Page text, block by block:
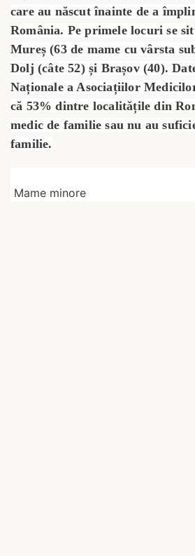
care au născut înainte de a
România. Pe primele locuri se
Mureș (63 de mame cu vârsta
Dolj (câte 52) și Brașov (40).
Naționale a Asociațiilor
că 53% dintre localitățile din
medic de familie sau nu au
familie.
Mame minore